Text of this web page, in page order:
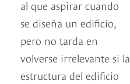
al que aspirar cuando
se diseña un edificio,
pero no tarda en
volverse irrelevante si la
estructura del edificio